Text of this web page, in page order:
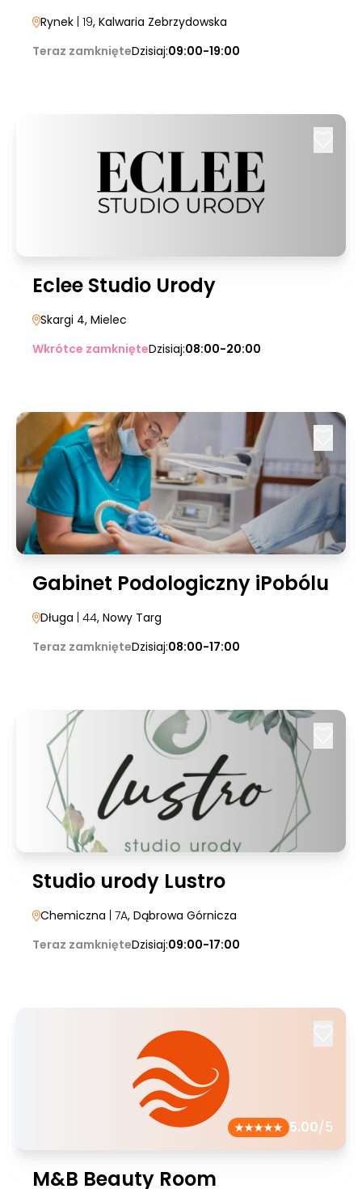
Rynek | 19, Kalwaria Zebrzydowska
Teraz zamknięteDzisiaj:09:00-19:00
Eclee Studio Urody
Skargi 4, Mielec
Wkrótce zamknięteDzisiaj:08:00-20:00
Gabinet Podologiczny iPobólu
Długa | 44, Nowy Targ
Teraz zamknięteDzisiaj:08:00-17:00
Studio urody Lustro
Chemiczna | 7A, Dąbrowa Górnicza
Teraz zamknięteDzisiaj:09:00-17:00
5.00/5
M&B Beauty Room